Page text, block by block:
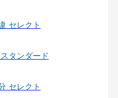
セレクト
タンダード
セレクト